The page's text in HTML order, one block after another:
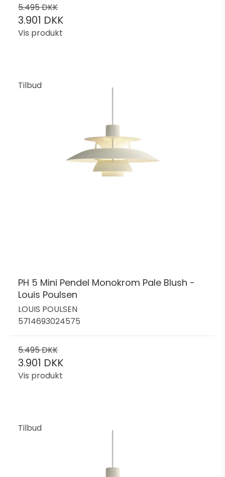
5.495 DKK
3.901 DKK
Vis produkt
Tilbud
PH 5 Mini Pendel Monokrom Pale Blush -
Louis Poulsen
LOUIS POULSEN
5714693024575
5.495 DKK
3.901 DKK
Vis produkt
Tilbud